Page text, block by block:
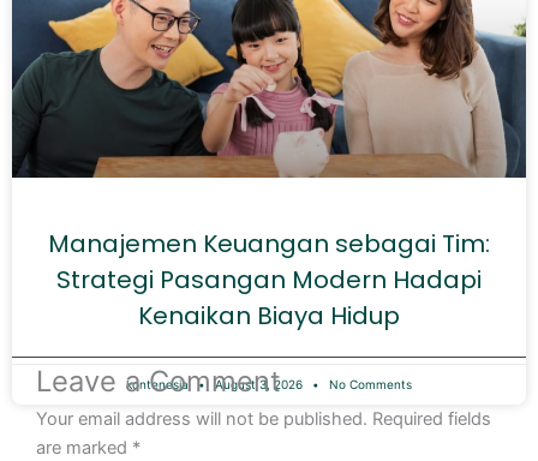
Manajemen Keuangan sebagai Tim:
Strategi Pasangan Modern Hadapi
Kenaikan Biaya Hidup
kontenesia August 3, 2026 No Comments
Leave a Comment
Your email address will not be published. Required fields
are marked *